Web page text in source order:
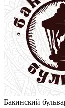
Бакинский